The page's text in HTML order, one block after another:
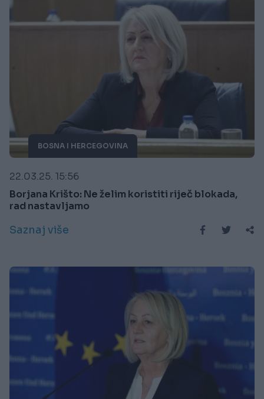
BOSNA I HERCEGOVINA
22.03.25. 15:56
Borjana Krišto: Ne želim koristiti riječ blokada,
rad nastavljamo
Saznaj više